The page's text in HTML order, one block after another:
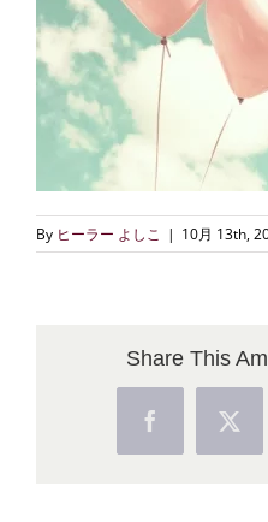
By ヒーラー よしこ | 10月 13th,
Share This
FacebookX